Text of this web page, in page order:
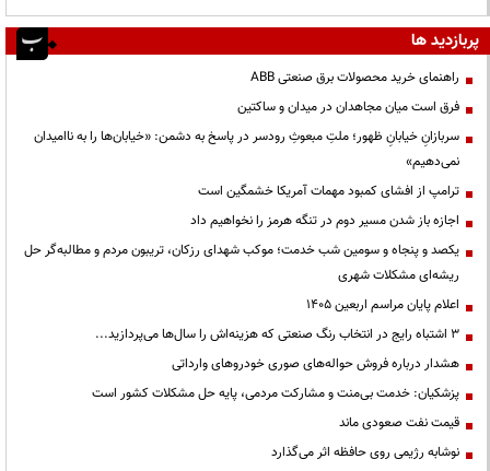
پربازدید ها
راهنمای خرید محصولات برق صنعتی ABB
فرق است میان مجاهدان در میدان و ساکتین
سربازانِ خیابانِ ظهور؛ ملتِ مبعوثِ رودسر در پاسخ به دشمن: «خیابان‌ها را به ناامیدان
نمی‌دهیم»
ترامپ از افشای کمبود مهمات آمریکا خشمگین است
اجازه باز شدن مسیر دوم در تنگه هرمز را نخواهیم داد
یکصد و پنجاه و سومین شب خدمت؛ موکب شهدای رزکان، تریبون مردم و مطالبه‌گر حل
ریشه‌ای مشکلات شهری
اعلام پایان مراسم اربعین ۱۴۰۵
3 اشتباه رایج در انتخاب رنگ صنعتی که هزینه‌اش را سال‌ها می‌پردازید...
هشدار درباره فروش حواله‌های صوری خودروهای وارداتی
پزشکیان: خدمت بی‌منت و مشارکت مردمی، پایه حل مشکلات کشور است
قیمت نفت صعودی ماند
نوشابه رژیمی روی حافظه اثر می‌گذارد